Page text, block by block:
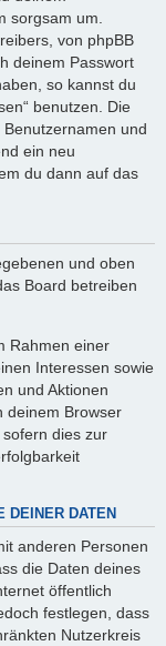
sorgsam um.
von phpBB
deinem Passwort
so kannst du
benutzen. Die
und
ein neu
du dann auf das
und oben
Board betreiben
Rahmen einer
Interessen sowie
und Aktionen
deinem Browser
dies zur
DEINER DATEN
anderen Personen
die Daten deines
öffentlich
festlegen, dass
Nutzerkreis